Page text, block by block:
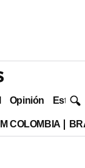
Opinión Estilo
COLOMBIA